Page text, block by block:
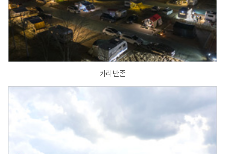
카라반존